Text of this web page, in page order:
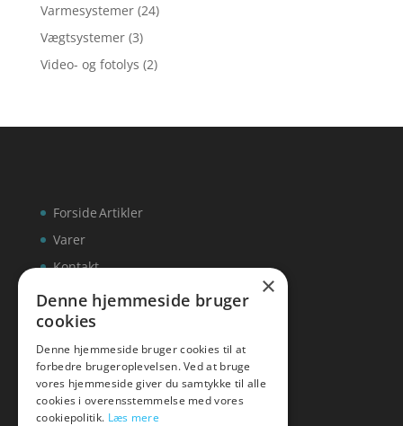
Varmesystemer (24)
Vægtsystemer (3)
Video- og fotolys (2)
Forside
Varer
Kontakt
Artikler
inks
Tlf: 7876 8672
Mail:info@inks.dk
×
Denne hjemmeside bruger
cookies
Denne hjemmeside bruger cookies til at
forbedre brugeroplevelsen. Ved at bruge
vores hjemmeside giver du samtykke til alle
cookies i overensstemmelse med vores
cookiepolitik. Læs mere